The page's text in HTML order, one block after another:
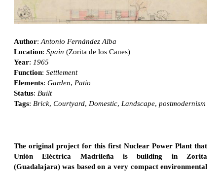
Author: Antonio Fernández Alba
Location: Spain (Zorita de los Canes)
Year: 1965
Function: Settlement
Elements: Garden, Patio
Status: Built
Tags: Brick, Courtyard, Domestic, Landscape, postmodernism
The original project for this first Nuclear Power Plant that
Unión Eléctrica Madrileña is building in Zorita
(Guadalajara) was based on a very compact environmental